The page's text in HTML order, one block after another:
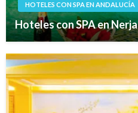
HOTELES CON SPA EN ANDALUCÍA
Hoteles con SPA en Nerja